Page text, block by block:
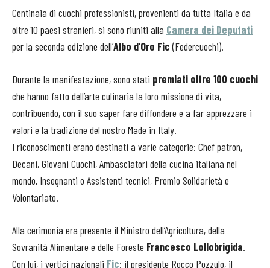
Centinaia di cuochi professionisti, provenienti da tutta Italia e da
oltre 10 paesi stranieri, si sono riuniti alla Camera dei Deputati
per la seconda edizione dell’Albo d’Oro Fic(Federcuochi).
Durante la manifestazione, sono stati premiati oltre 100 cuochi
che hanno fatto dell’arte culinaria la loro missione di vita,
contribuendo, con il suo saper fare diffondere e a far apprezzare i
valori e la tradizione del nostro Made in Italy.
I riconoscimenti erano destinati a varie categorie: Chef patron,
Decani, Giovani Cuochi, Ambasciatori della cucina italiana nel
mondo, Insegnanti o Assistenti tecnici, Premio Solidarietà e
Volontariato.
Alla cerimonia era presente il Ministro dell’Agricoltura, della
Sovranità Alimentare e delle Foreste Francesco Lollobrigida.
Con lui, i vertici nazionali Fic: il presidente Rocco Pozzulo, il